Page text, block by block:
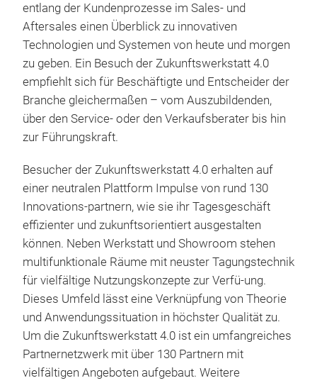
entlang der Kundenprozesse im Sales- und
Aftersales einen Überblick zu innovativen
Technologien und Systemen von heute und morgen
zu geben. Ein Besuch der Zukunftswerkstatt 4.0
empfiehlt sich für Beschäftigte und Entscheider der
Branche gleichermaßen – vom Auszubildenden,
über den Service- oder den Verkaufsberater bis hin
zur Führungskraft.
Besucher der Zukunftswerkstatt 4.0 erhalten auf
einer neutralen Plattform Impulse von rund 130
Innovations-partnern, wie sie ihr Tagesgeschäft
effizienter und zukunftsorientiert ausgestalten
können. Neben Werkstatt und Showroom stehen
multifunktionale Räume mit neuster Tagungstechnik
für vielfältige Nutzungskonzepte zur Verfü-ung.
Dieses Umfeld lässt eine Verknüpfung von Theorie
und Anwendungssituation in höchster Qualität zu.
Um die Zukunftswerkstatt 4.0 ist ein umfangreiches
Partnernetzwerk mit über 130 Partnern mit
vielfältigen Angeboten aufgebaut. Weitere